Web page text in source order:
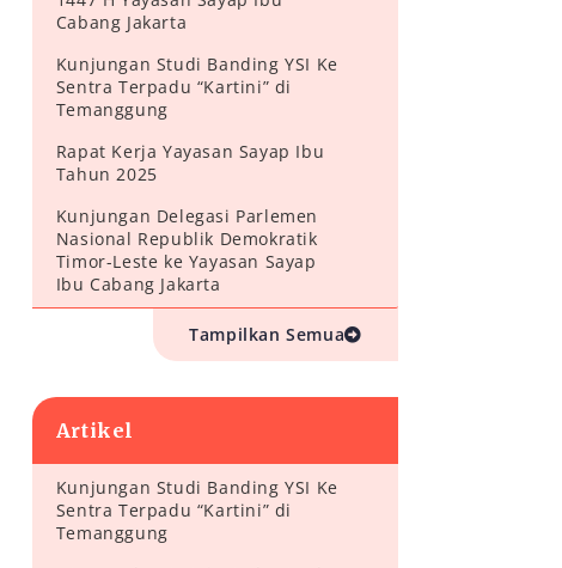
Cabang Jakarta
Kunjungan Studi Banding YSI Ke
Sentra Terpadu “Kartini” di
Temanggung
Rapat Kerja Yayasan Sayap Ibu
Tahun 2025
Kunjungan Delegasi Parlemen
Nasional Republik Demokratik
Timor-Leste ke Yayasan Sayap
Ibu Cabang Jakarta
Tampilkan Semua
Artikel
Kunjungan Studi Banding YSI Ke
Sentra Terpadu “Kartini” di
Temanggung